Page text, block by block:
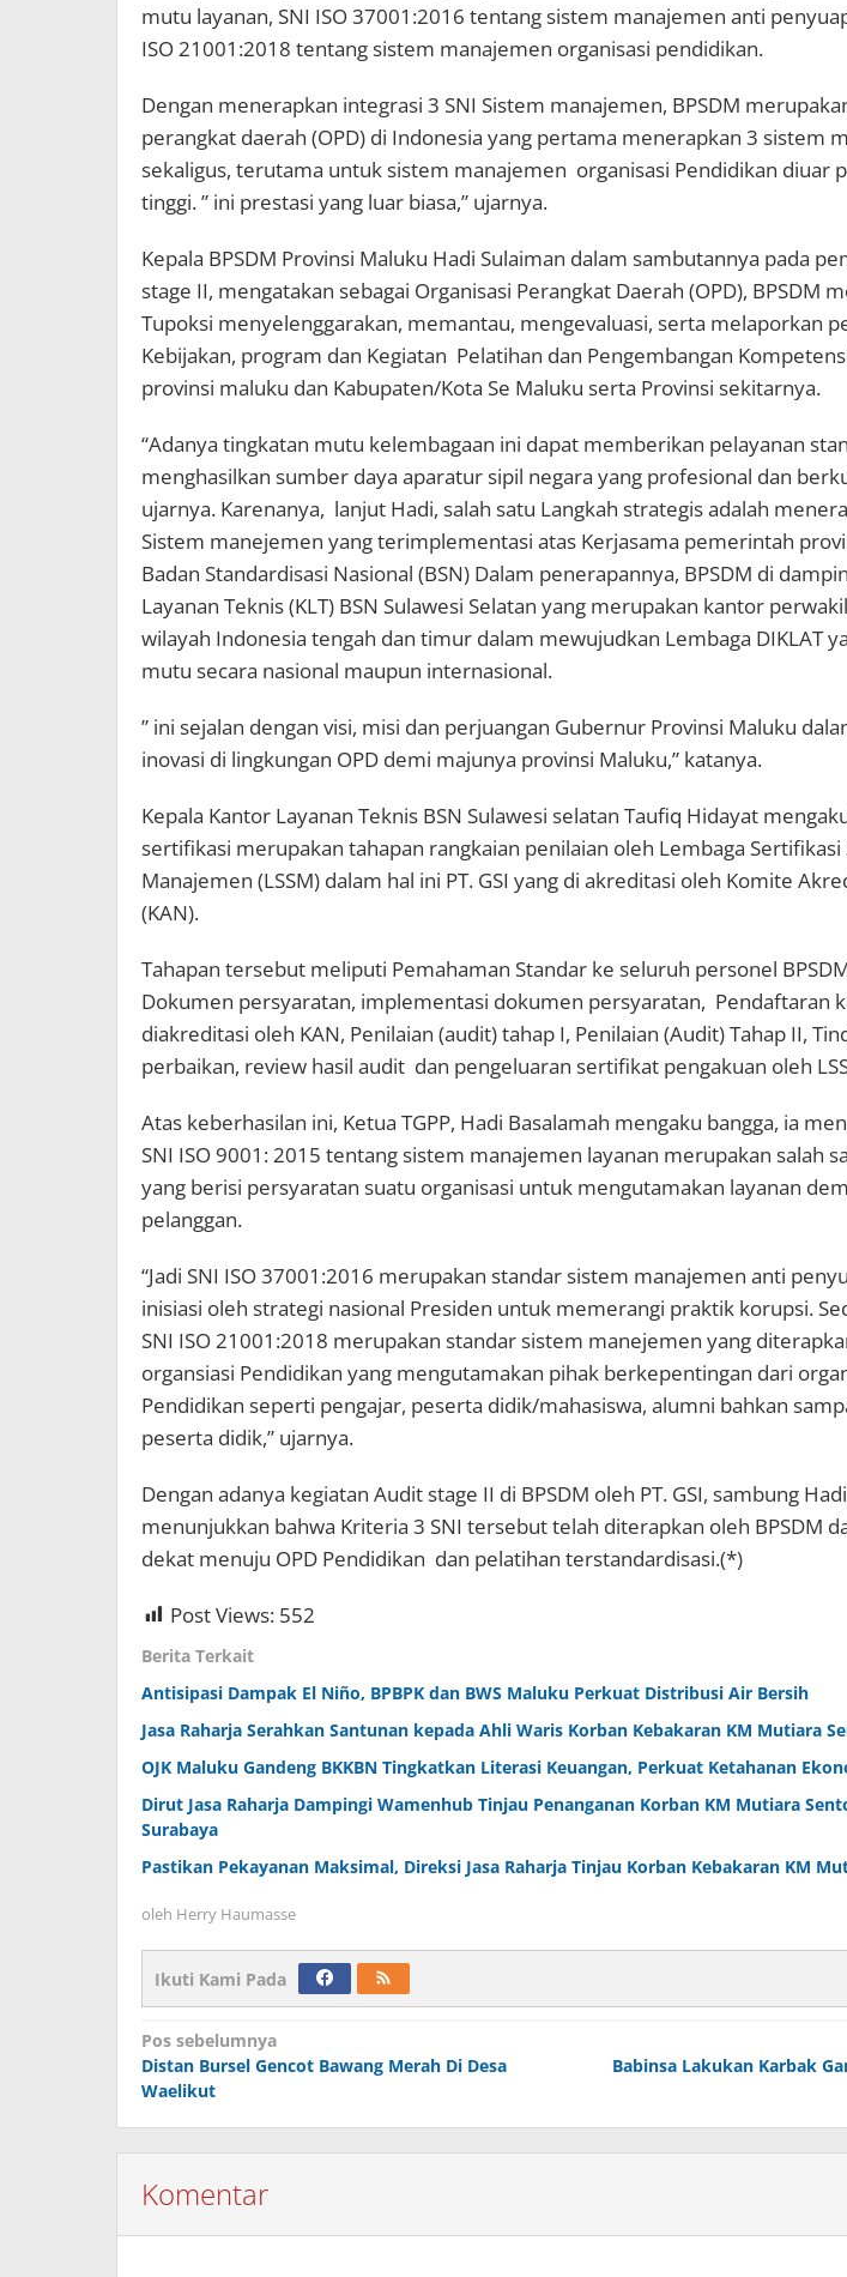
mutu layanan, SNI ISO 37001:2016 tentang sistem manajemen anti
ISO 21001:2018 tentang sistem manajemen organisasi pendidikan.
Dengan menerapkan integrasi 3 SNI Sistem manajemen, BPSDM
perangkat daerah (OPD) di Indonesia yang pertama menerapkan 3 sistem
sekaligus, terutama untuk sistem manajemen organisasi Pendidikan diuar
tinggi. ” ini prestasi yang luar biasa,” ujarnya.
Kepala BPSDM Provinsi Maluku Hadi Sulaiman dalam sambutannya pada
stage II, mengatakan sebagai Organisasi Perangkat Daerah (OPD), BPSDM
Tupoksi menyelenggarakan, memantau, mengevaluasi, serta melaporkan
Kebijakan, program dan Kegiatan Pelatihan dan Pengembangan
provinsi maluku dan Kabupaten/Kota Se Maluku serta Provinsi sekitarnya.
“Adanya tingkatan mutu kelembagaan ini dapat memberikan pelayanan
menghasilkan sumber daya aparatur sipil negara yang profesional dan
ujarnya. Karenanya, lanjut Hadi, salah satu Langkah strategis adalah
Sistem manejemen yang terimplementasi atas Kerjasama pemerintah
Badan Standardisasi Nasional (BSN) Dalam penerapannya, BPSDM di
Layanan Teknis (KLT) BSN Sulawesi Selatan yang merupakan kantor
wilayah Indonesia tengah dan timur dalam mewujudkan Lembaga DIKLAT
mutu secara nasional maupun internasional.
” ini sejalan dengan visi, misi dan perjuangan Gubernur Provinsi Maluku
inovasi di lingkungan OPD demi majunya provinsi Maluku,” katanya.
Kepala Kantor Layanan Teknis BSN Sulawesi selatan Taufiq Hidayat
sertifikasi merupakan tahapan rangkaian penilaian oleh Lembaga Sertifikasi
Manajemen (LSSM) dalam hal ini PT. GSI yang di akreditasi oleh Komite
(KAN).
Tahapan tersebut meliputi Pemahaman Standar ke seluruh personel
Dokumen persyaratan, implementasi dokumen persyaratan, Pendaftaran
diakreditasi oleh KAN, Penilaian (audit) tahap I, Penilaian (Audit) Tahap II,
perbaikan, review hasil audit dan pengeluaran sertifikat pengakuan oleh
Atas keberhasilan ini, Ketua TGPP, Hadi Basalamah mengaku bangga, ia
SNI ISO 9001: 2015 tentang sistem manajemen layanan merupakan salah
yang berisi persyaratan suatu organisasi untuk mengutamakan layanan
pelanggan.
“Jadi SNI ISO 37001:2016 merupakan standar sistem manajemen anti
inisiasi oleh strategi nasional Presiden untuk memerangi praktik korupsi.
SNI ISO 21001:2018 merupakan standar sistem manejemen yang
organsiasi Pendidikan yang mengutamakan pihak berkepentingan dari
Pendidikan seperti pengajar, peserta didik/mahasiswa, alumni bahkan
peserta didik,” ujarnya.
Dengan adanya kegiatan Audit stage II di BPSDM oleh PT. GSI, sambung
menunjukkan bahwa Kriteria 3 SNI tersebut telah diterapkan oleh BPSDM
dekat menuju OPD Pendidikan dan pelatihan terstandardisasi.(*)
Post Views: 552
Berita Terkait
Antisipasi Dampak El Niño, BPBPK dan BWS Maluku Perkuat Distribusi Air Bersih
Jasa Raharja Serahkan Santunan kepada Ahli Waris Korban Kebakaran KM Mutiara
OJK Maluku Gandeng BKKBN Tingkatkan Literasi Keuangan, Perkuat Ketahanan
Dirut Jasa Raharja Dampingi Wamenhub Tinjau Penanganan Korban KM Mutiara
Surabaya
Pastikan Pekayanan Maksimal, Direksi Jasa Raharja Tinjau Korban Kebakaran KM
oleh Herry Haumasse
Ikuti Kami Pada
Navigasi
pos
Pos sebelumnya
Distan Bursel Gencot Bawang Merah Di Desa
Waelikut
Babinsa Lakukan Karbak
Komentar